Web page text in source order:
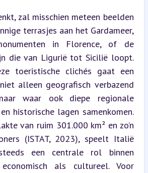
zal misschien meteen beelden
terrasjes aan het Gardameer,
in Florence, of de
die van Ligurië tot Sicilië loopt.
toeristische clichés gaat een
alleen geografisch verbazend
waar ook diepe regionale
historische lagen samenkomen.
van ruim 301.000 km² en zo’n
(ISTAT, 2023), speelt Italië
een centrale rol binnen
als cultureel. Voor